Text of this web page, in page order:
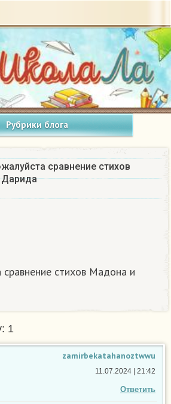
Рубрики блога
сравнение стихов
стихов Мадона и
1
zamirbekatahanoztwwu
Ответить
11.07.2024 | 21:42